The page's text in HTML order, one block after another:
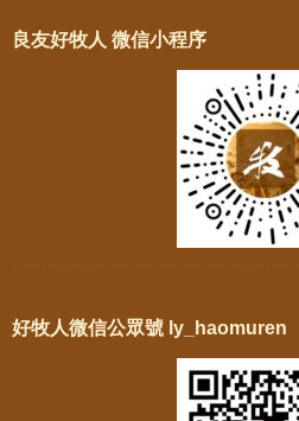
良友好牧人 微信小程序
好牧人微信公眾號 ly_haomuren